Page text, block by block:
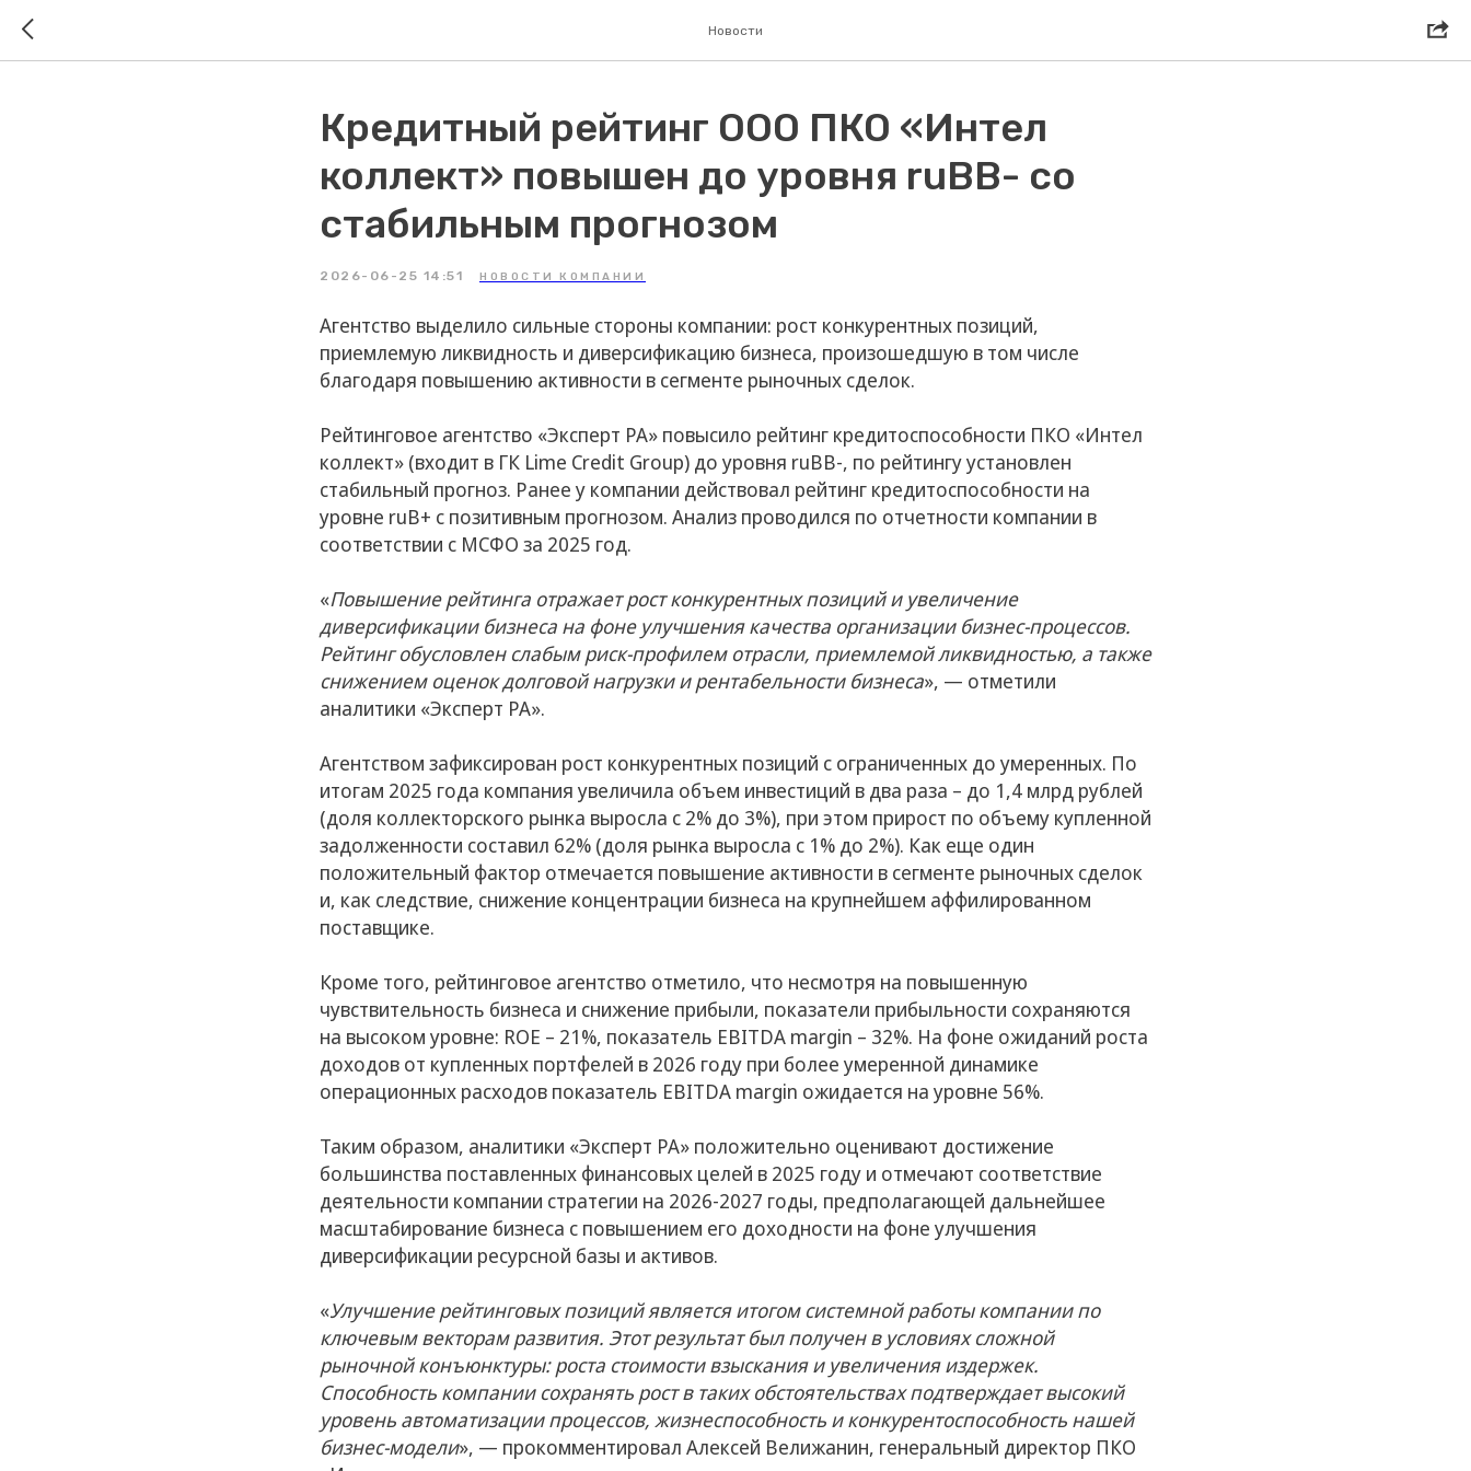
Новости
Кредитный рейтинг ООО ПКО «Интел
коллект» повышен до уровня ruBB- со
стабильным прогнозом
2026-06-25 14:51 НОВОСТИ КОМПАНИИ
Агентство выделило сильные стороны компании: рост конкурентных позиций,
приемлемую ликвидность и диверсификацию бизнеса, произошедшую в том числе
благодаря повышению активности в сегменте рыночных сделок.
Рейтинговое агентство «Эксперт РА» повысило рейтинг кредитоспособности ПКО «Интел
коллект» (входит в ГК Lime Credit Group) до уровня ruBB-, по рейтингу установлен
стабильный прогноз. Ранее у компании действовал рейтинг кредитоспособности на
уровне ruB+ с позитивным прогнозом. Анализ проводился по отчетности компании в
соответствии с МСФО за 2025 год.
«Повышение рейтинга отражает рост конкурентных позиций и увеличение
диверсификации бизнеса на фоне улучшения качества организации бизнес-процессов.
Рейтинг обусловлен слабым риск-профилем отрасли, приемлемой ликвидностью, а также
снижением оценок долговой нагрузки и рентабельности бизнеса», — отметили
аналитики «Эксперт РА».
Агентством зафиксирован рост конкурентных позиций с ограниченных до умеренных. По
итогам 2025 года компания увеличила объем инвестиций в два раза – до 1,4 млрд рублей
(доля коллекторского рынка выросла с 2% до 3%), при этом прирост по объему купленной
задолженности составил 62% (доля рынка выросла с 1% до 2%). Как еще один
положительный фактор отмечается повышение активности в сегменте рыночных сделок
и, как следствие, снижение концентрации бизнеса на крупнейшем аффилированном
поставщике.
Кроме того, рейтинговое агентство отметило, что несмотря на повышенную
чувствительность бизнеса и снижение прибыли, показатели прибыльности сохраняются
на высоком уровне: ROE – 21%, показатель EBITDA margin – 32%. На фоне ожиданий роста
доходов от купленных портфелей в 2026 году при более умеренной динамике
операционных расходов показатель EBITDA margin ожидается на уровне 56%.
Таким образом, аналитики «Эксперт РА» положительно оценивают достижение
большинства поставленных финансовых целей в 2025 году и отмечают соответствие
деятельности компании стратегии на 2026-2027 годы, предполагающей дальнейшее
масштабирование бизнеса с повышением его доходности на фоне улучшения
диверсификации ресурсной базы и активов.
«Улучшение рейтинговых позиций является итогом системной работы компании по
ключевым векторам развития. Этот результат был получен в условиях сложной
рыночной конъюнктуры: роста стоимости взыскания и увеличения издержек.
Способность компании сохранять рост в таких обстоятельствах подтверждает высокий
уровень автоматизации процессов, жизнеспособность и конкурентоспособность нашей
бизнес-модели», — прокомментировал Алексей Велижанин, генеральный директор ПКО